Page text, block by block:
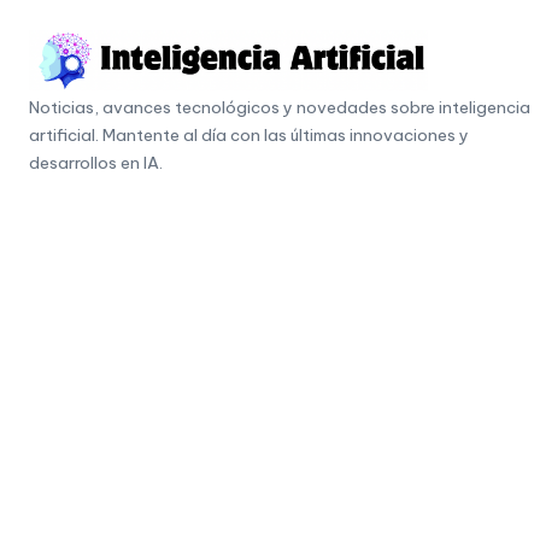
content
I
n
t
Noticias, avances tecnológicos y novedades sobre inteligencia
artificial. Mantente al día con las últimas innovaciones y
desarrollos en IA.